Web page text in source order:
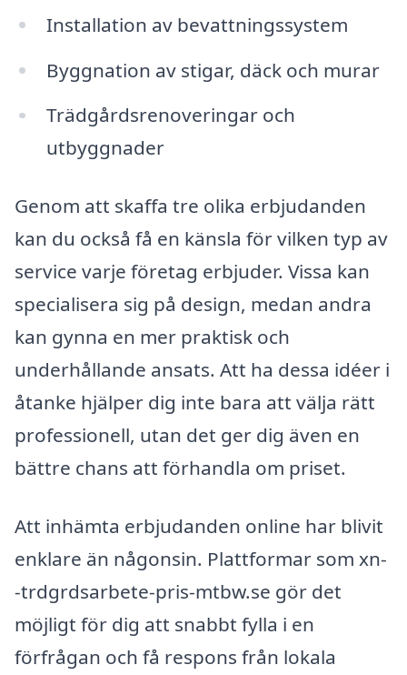
Installation av bevattningssystem
Byggnation av stigar, däck och murar
Trädgårdsrenoveringar och
utbyggnader
Genom att skaffa tre olika erbjudanden
kan du också få en känsla för vilken typ av
service varje företag erbjuder. Vissa kan
specialisera sig på design, medan andra
kan gynna en mer praktisk och
underhållande ansats. Att ha dessa idéer i
åtanke hjälper dig inte bara att välja rätt
professionell, utan det ger dig även en
bättre chans att förhandla om priset.
Att inhämta erbjudanden online har blivit
enklare än någonsin. Plattformar som xn-
-trdgrdsarbete-pris-mtbw.se gör det
möjligt för dig att snabbt fylla i en
förfrågan och få respons från lokala